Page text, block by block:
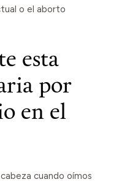
o el aborto
esta
por
en el
cuando oímos